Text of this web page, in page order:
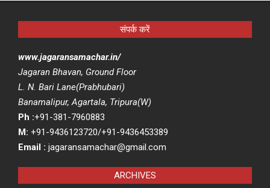
संपर्क करें
www.jagaransamachar.in/
Jagaran Bhavan, Ground Floor
L. N. Bari Lane(Prabhubari)
Banamalipur, Agartala, Tripura(W)
Ph :+91-381-7960883
M: +91-9436123720/+91-9436453389
Email : jagaransamachar@gmail.com
ARCHIVES